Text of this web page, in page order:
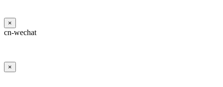
×
cn-wechat
×